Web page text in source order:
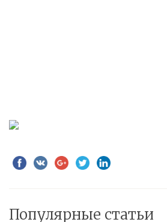
Популярные статьи